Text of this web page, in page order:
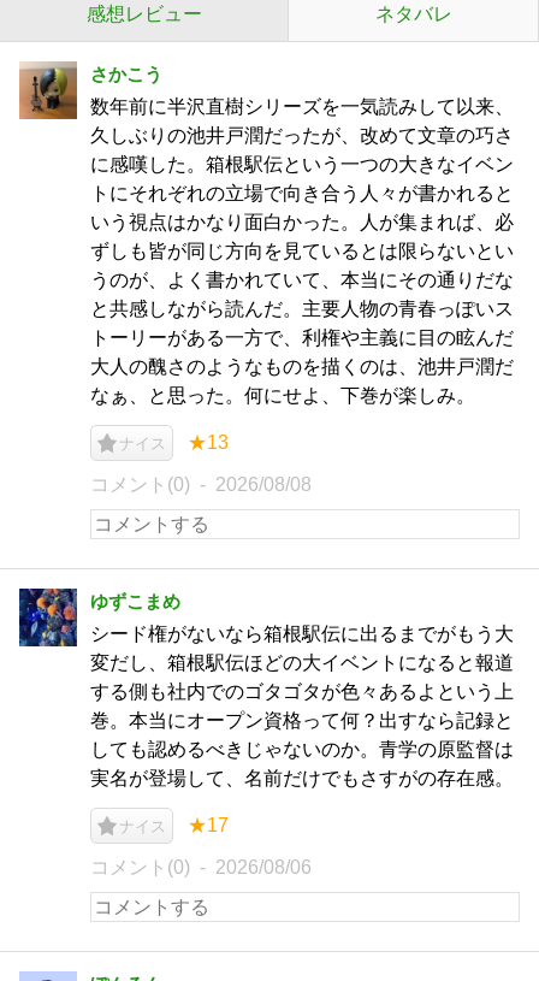
感想レビュー ネタバレ
さかこう
数年前に半沢直樹シリーズを一気読みして以来、
久しぶりの池井戸潤だったが、改めて文章の巧さ
に感嘆した。箱根駅伝という一つの大きなイベン
トにそれぞれの立場で向き合う人々が書かれると
いう視点はかなり面白かった。人が集まれば、必
ずしも皆が同じ方向を見ているとは限らないとい
うのが、よく書かれていて、本当にその通りだな
と共感しながら読んだ。主要人物の青春っぽいス
トーリーがある一方で、利権や主義に目の眩んだ
大人の醜さのようなものを描くのは、池井戸潤だ
なぁ、と思った。何にせよ、下巻が楽しみ。
ナイス ★13
コメント(0) 2026/08/08
ゆずこまめ
シード権がないなら箱根駅伝に出るまでがもう大
変だし、箱根駅伝ほどの大イベントになると報道
する側も社内でのゴタゴタが色々あるよという上
巻。本当にオープン資格って何？出すなら記録と
しても認めるべきじゃないのか。青学の原監督は
実名が登場して、名前だけでもさすがの存在感。
ナイス ★17
コメント(0) 2026/08/06